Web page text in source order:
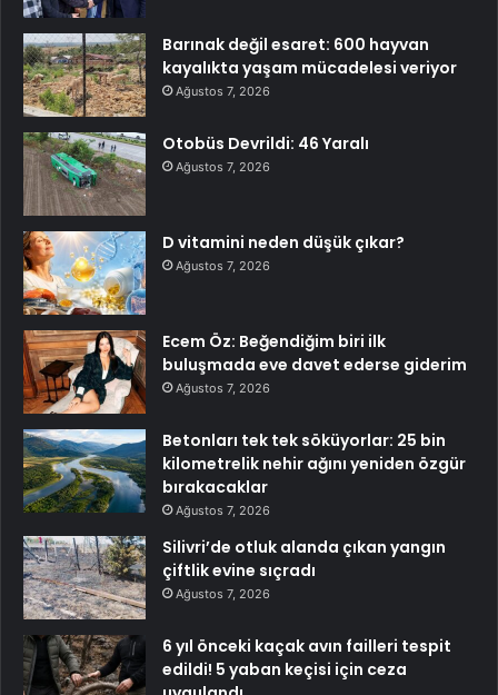
Barınak değil esaret: 600 hayvan
kayalıkta yaşam mücadelesi veriyor
Ağustos 7, 2026
Otobüs Devrildi: 46 Yaralı
Ağustos 7, 2026
D vitamini neden düşük çıkar?
Ağustos 7, 2026
Ecem Öz: Beğendiğim biri ilk
buluşmada eve davet ederse giderim
Ağustos 7, 2026
Betonları tek tek söküyorlar: 25 bin
kilometrelik nehir ağını yeniden özgür
bırakacaklar
Ağustos 7, 2026
Silivri’de otluk alanda çıkan yangın
çiftlik evine sıçradı
Ağustos 7, 2026
6 yıl önceki kaçak avın failleri tespit
edildi! 5 yaban keçisi için ceza